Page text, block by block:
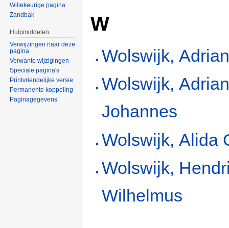
W
Wolswijk,
Wolswijk,
Johannes
Wolswijk, Alida
Wolswijk,
Wilhelmus
Willekeurige pagina
Zandbak
Hulpmiddelen
Verwijzingen naar deze
pagina
Verwante wijzigingen
Speciale pagina's
Printvriendelijke versie
Permanente koppeling
Paginagegevens